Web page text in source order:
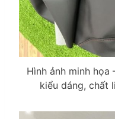
Hình ảnh minh
kiểu dáng, chất